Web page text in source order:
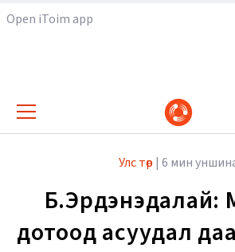
Open iToim app
Улс төр | 6 мин
Б.Эрдэнэдалай:
дотоод асуудал